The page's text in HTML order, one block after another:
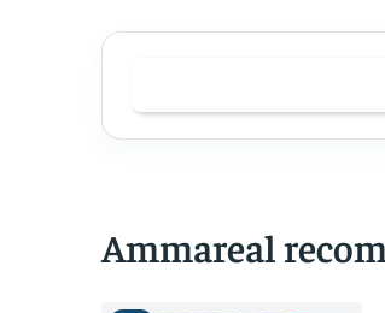
Ammareal